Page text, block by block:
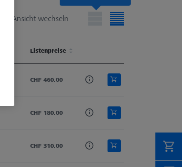
Ansicht wechseln
Tastelement
Listenpreise
Kugelzylinder
CHF 460.00
Kugelzylinder
CHF 180.00
Kugelzylinder
CHF 310.00